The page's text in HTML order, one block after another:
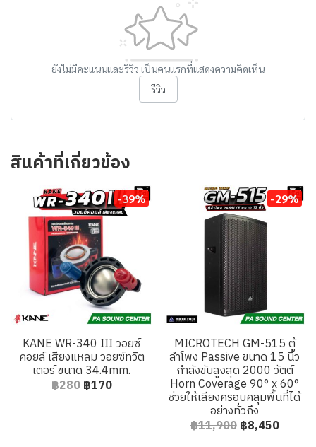
ยังไม่มีคะแนนและรีวิว เป็นคนแรกที่แสดงความคิดเห็น
รีวิว
สินค้าที่เกี่ยวข้อง
-39%
KANE WR-340 III วอยซ์
คอยล์ เสียงแหลม วอยซ์ทวิต
เตอร์ ขนาด 34.4mm.
฿280 ฿170
-29%
MICROTECH GM-515 ตู้
ลำโพง Passive ขนาด 15 นิ้ว
กำลังขับสูงสุด 2000 วัตต์
Horn Coverage 90° x 60°
ช่วยให้เสียงครอบคลุมพื้นที่ได้
อย่างทั่วถึง
฿11,900 ฿8,450